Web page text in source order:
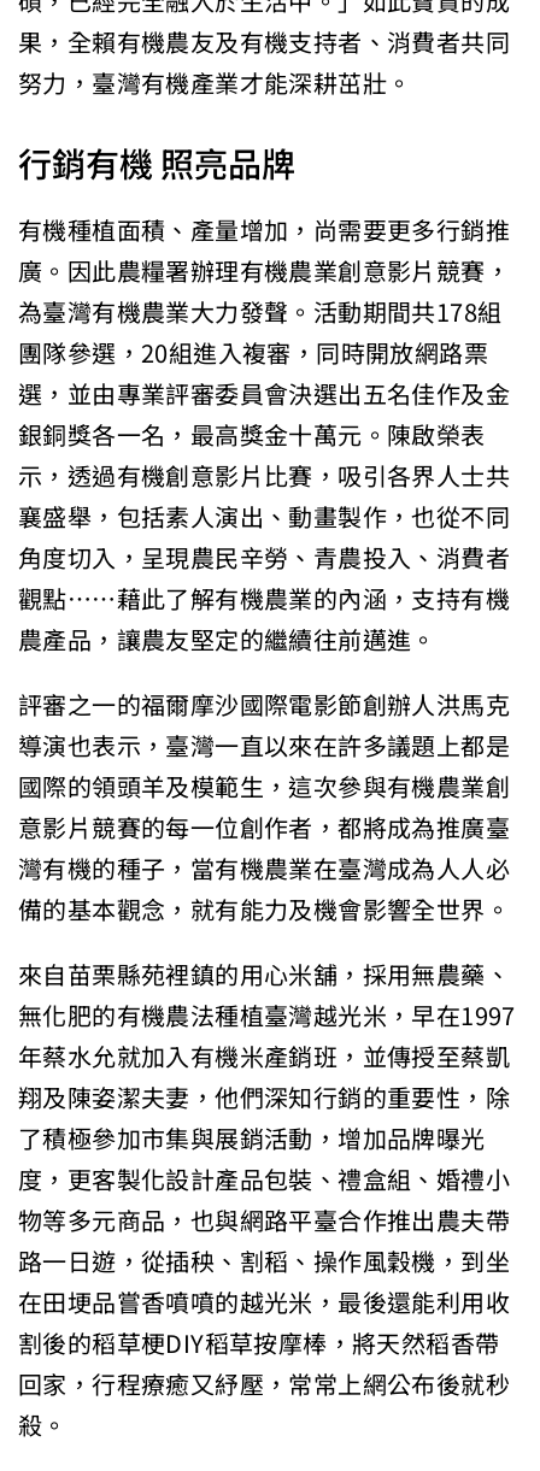
果，全賴有機農友及有機支持者、消費者共同
努力，臺灣有機產業才能深耕茁壯。
行銷有機 照亮品牌
有機種植面積、產量增加，尚需要更多行銷推
廣。因此農糧署辦理有機農業創意影片競賽，
為臺灣有機農業大力發聲。活動期間共178組
團隊參選，20組進入複審，同時開放網路票
選，並由專業評審委員會決選出五名佳作及金
銀銅獎各一名，最高獎金十萬元。陳啟榮表
示，透過有機創意影片比賽，吸引各界人士共
襄盛舉，包括素人演出、動畫製作，也從不同
角度切入，呈現農民辛勞、青農投入、消費者
觀點……藉此了解有機農業的內涵，支持有機
農產品，讓農友堅定的繼續往前邁進。
評審之一的福爾摩沙國際電影節創辦人洪馬克
導演也表示，臺灣一直以來在許多議題上都是
國際的領頭羊及模範生，這次參與有機農業創
意影片競賽的每一位創作者，都將成為推廣臺
灣有機的種子，當有機農業在臺灣成為人人必
備的基本觀念，就有能力及機會影響全世界。
來自苗栗縣苑裡鎮的用心米舖，採用無農藥、
無化肥的有機農法種植臺灣越光米，早在1997
年蔡水允就加入有機米產銷班，並傳授至蔡凱
翔及陳姿潔夫妻，他們深知行銷的重要性，除
了積極參加市集與展銷活動，增加品牌曝光
度，更客製化設計產品包裝、禮盒組、婚禮小
物等多元商品，也與網路平臺合作推出農夫帶
路一日遊，從插秧、割稻、操作風穀機，到坐
在田埂品嘗香噴噴的越光米，最後還能利用收
割後的稻草梗DIY稻草按摩棒，將天然稻香帶
回家，行程療癒又紓壓，常常上網公布後就秒
殺。